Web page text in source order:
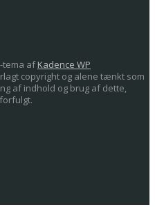
tema afKadence WP
copyright og alene tænkt som
af indhold og brug af dette,